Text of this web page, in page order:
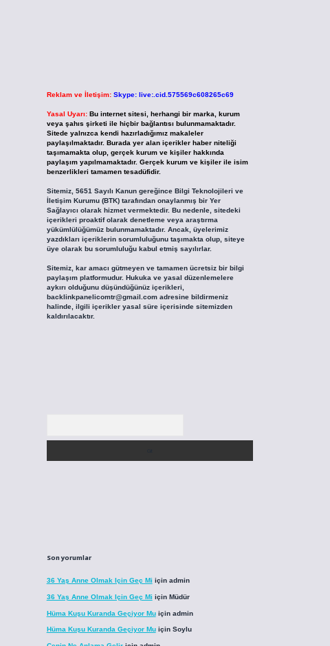
Reklam ve İletişim: Skype: live:.cid.575569c608265c69
Yasal Uyarı: Bu internet sitesi, herhangi bir marka, kurum
veya şahıs şirketi ile hiçbir bağlantısı bulunmamaktadır.
Sitede yalnızca kendi hazırladığımız makaleler
paylaşılmaktadır. Burada yer alan içerikler haber niteliği
taşımamakta olup, gerçek kurum ve kişiler hakkında
paylaşım yapılmamaktadır. Gerçek kurum ve kişiler ile isim
benzerlikleri tamamen tesadüfidir.
Sitemiz, 5651 Sayılı Kanun gereğince Bilgi Teknolojileri ve
İletişim Kurumu (BTK) tarafından onaylanmış bir Yer
Sağlayıcı olarak hizmet vermektedir. Bu nedenle, sitedeki
içerikleri proaktif olarak denetleme veya araştırma
yükümlülüğümüz bulunmamaktadır. Ancak, üyelerimiz
yazdıkları içeriklerin sorumluluğunu taşımakta olup, siteye
üye olarak bu sorumluluğu kabul etmiş sayılırlar.
Sitemiz, kar amacı gütmeyen ve tamamen ücretsiz bir bilgi
paylaşım platformudur. Hukuka ve yasal düzenlemelere
aykırı olduğunu düşündüğünüz içerikleri,
backlinkpanelicomtr@gmail.comadresine bildirmeniz
halinde, ilgili içerikler yasal süre içerisinde sitemizden
kaldırılacaktır.
Son yorumlar
36 Yaş Anne Olmak Için Geç Mi için admin
36 Yaş Anne Olmak Için Geç Mi için Müdür
Hüma Kuşu Kuranda Geçiyor Muiçin admin
Hüma Kuşu Kuranda Geçiyor Muiçin Soylu